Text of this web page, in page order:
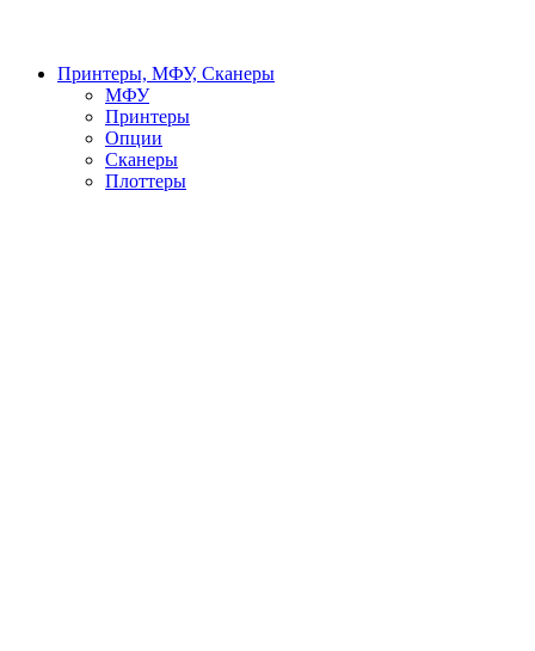
Принтеры, МФУ, Сканеры
МФУ
Принтеры
Опции
Сканеры
Плоттеры